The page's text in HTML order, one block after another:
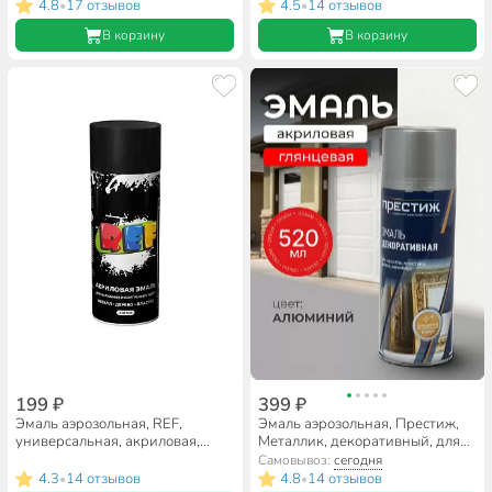
4.8•17 отзывов
В корзину
натурально-золотая, 425 мл
4.5•14 отзывов
В корзину
199 ₽
Эмаль аэрозольная, REF,
универсальная, акриловая,
4.3•14 отзывов
399 ₽
Эмаль аэрозольная, Престиж,
Металлик, декоративный, для
внутренних и наружных работ,
акриловая, глянцевая,
Самовывоз: сегодня
4.8•14 отзывов